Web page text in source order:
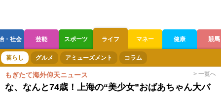
・社会 芸能 スポーツ ライフ マネー 健康 競馬
ボートレース 競輪 オートレース
暮らし グルメ アミューズメント コラム
もぎたて海外仰天ニュース > 一覧へ
な、なんと74歳！上海の“美少女”おばあちゃん大バ